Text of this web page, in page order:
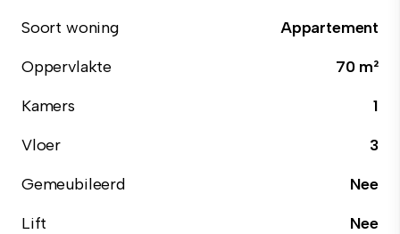
Soort woning
Appartement
Oppervlakte
70 m²
Kamers
1
Vloer
3
Gemeubileerd
Nee
Lift
Nee